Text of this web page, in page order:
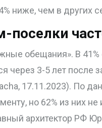
ниже, чем в других
поселки
обещания». В
через 3-5 лет после
17.11.2023). По
но 62% из них
архитектор РФ